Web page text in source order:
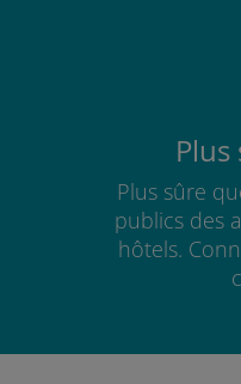
Plus
Plus sûre
publics des
hôtels.